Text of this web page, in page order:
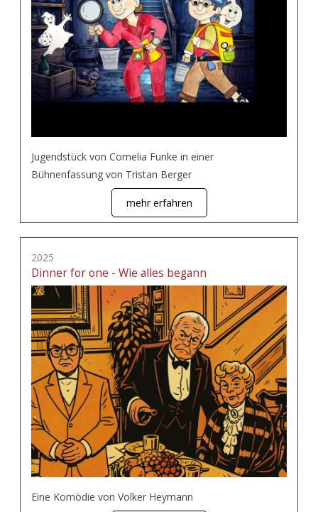
Jugendstück von Cornelia Funke in einer
Bühnenfassung von Tristan Berger
mehr erfahren
2025
Dinner for one - Wie alles begann
Eine Komödie von Volker Heymann